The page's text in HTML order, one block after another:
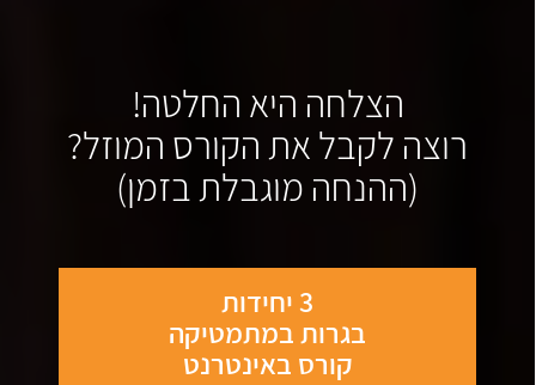
הצלחה היא החלטה!
רוצה לקבל את הקורס המוזל?
(ההנחה מוגבלת בזמן)
3 יחידות
בגרות במתמטיקה
קורס באינטרנט